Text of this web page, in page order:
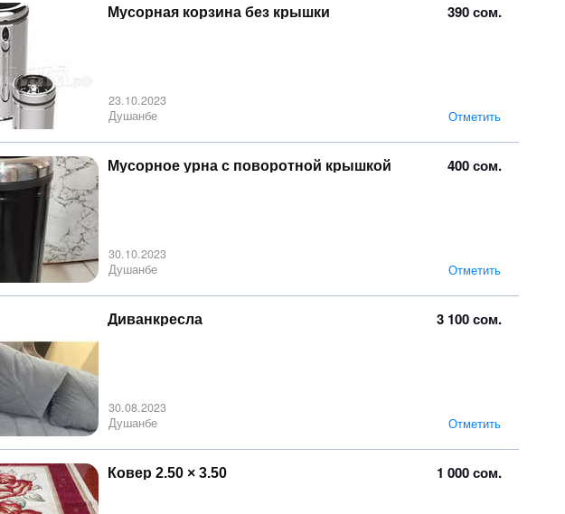
390 сом.
Мусорная корзина без крышки
23.10.2023
Душанбе
Отметить
400 сом.
Мусорное урна с поворотной крышкой
30.10.2023
Душанбе
Отметить
3 100 сом.
Диванкресла
30.08.2023
Душанбе
Отметить
1 000 сом.
Ковер 2.50 × 3.50